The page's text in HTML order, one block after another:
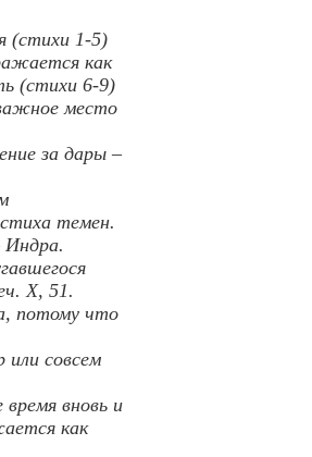
(стихи 1-5)
как
(стихи 6-9)
место
за дары –
темен.
X, 51.
потому что
совсем
вновь и
как